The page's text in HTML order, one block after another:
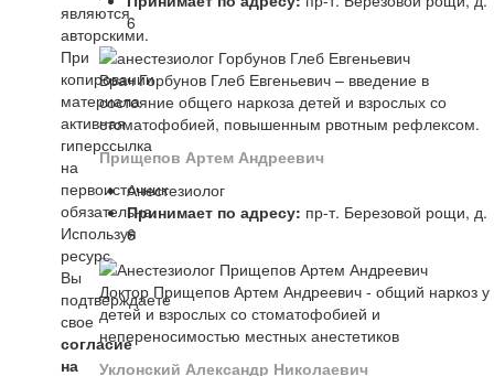
6
Врач Горбунов Глеб Евгеньевич – введение в
состояние общего наркоза детей и взрослых со
стоматофобией, повышенным рвотным рефлексом.
Прищепов Артем Андреевич
Анестезиолог
Принимает по адресу: пр-т. Березовой рощи, д.
6
Доктор Прищепов Артем Андреевич - общий наркоз у
детей и взрослых со стоматофобией и
непереносимостью местных анестетиков
Уклонский Александр Николаевич
являются
авторскими.
При
копировании
материала
активная
гиперссылка
на
первоисточник
обязательна.
Используя
ресурс
Вы
подтверждаете
свое
согласие
на